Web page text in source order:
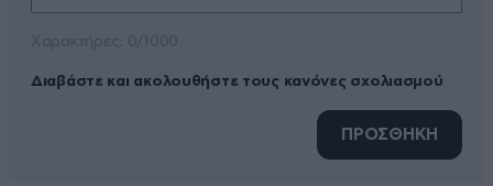
Διαβάστε και ακολουθήστε τους κανόνες σχολιασμού
ΠΡΟΣΘΗΚΗ